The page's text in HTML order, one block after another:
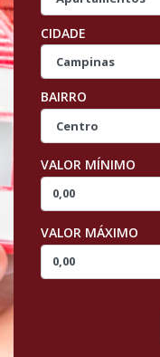
CIDADE
BAIRRO
VALOR MÍNIMO
VALOR MÁXIMO